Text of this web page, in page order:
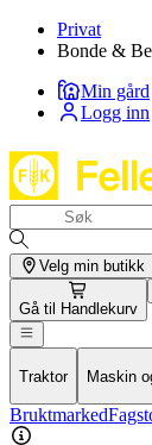
Privat
Bonde &
Min gård
Logg inn
Velg min butikk
Gå til Handlekurv
Traktor Maskin
Bruktmarked